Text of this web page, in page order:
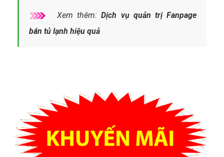
Xem thêm:Dịch vụ quản trị Fanpage
bán tủ lạnh hiệu quả